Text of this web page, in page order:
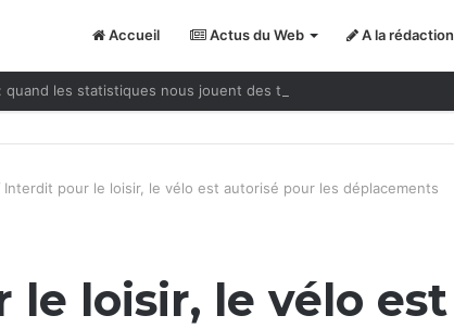
Accueil Actus du Web A la rédaction
quand les statistiques nous jouent des tours
Interdit pour le loisir, le vélo est autorisé pour les déplacements
loisir, le vélo est